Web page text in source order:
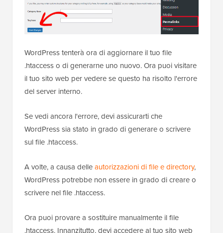
WordPress tenterà ora di aggiornare il tuo file
.htaccess o di generarne uno nuovo. Ora puoi visitare
il tuo sito web per vedere se questo ha risolto l'errore
del server interno.
Se vedi ancora l'errore, devi assicurarti che
WordPress sia stato in grado di generare o scrivere
sul file .htaccess.
A volte, a causa delleautorizzazioni di file e directory,
WordPress potrebbe non essere in grado di creare o
scrivere nel file .htaccess.
Ora puoi provare a sostituire manualmente il file
.htaccess. Innanzitutto, devi accedere al tuo sito web